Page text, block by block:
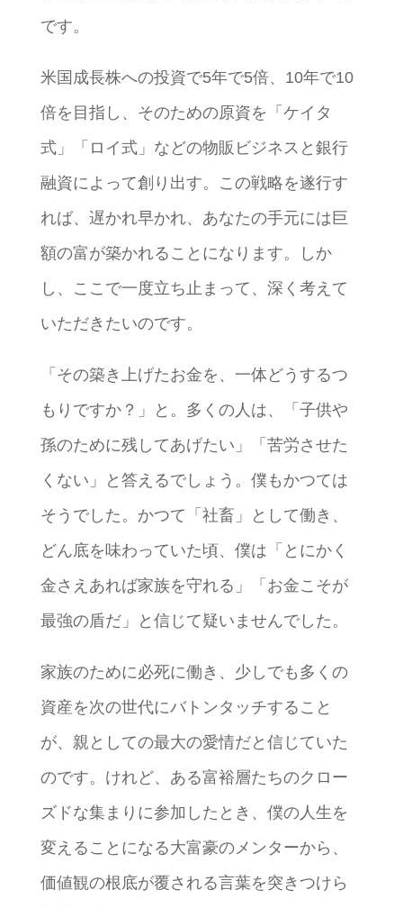
です。
米国成長株への投資で5年で5倍、10年で10
倍を目指し、そのための原資を「ケイタ
式」「ロイ式」などの物販ビジネスと銀行
融資によって創り出す。この戦略を遂行す
れば、遅かれ早かれ、あなたの手元には巨
額の富が築かれることになります。しか
し、ここで一度立ち止まって、深く考えて
いただきたいのです。
「その築き上げたお金を、一体どうするつ
もりですか？」と。多くの人は、「子供や
孫のために残してあげたい」「苦労させた
くない」と答えるでしょう。僕もかつては
そうでした。かつて「社畜」として働き、
どん底を味わっていた頃、僕は「とにかく
金さえあれば家族を守れる」「お金こそが
最強の盾だ」と信じて疑いませんでした。
家族のために必死に働き、少しでも多くの
資産を次の世代にバトンタッチすること
が、親としての最大の愛情だと信じていた
のです。けれど、ある富裕層たちのクロー
ズドな集まりに参加したとき、僕の人生を
変えることになる大富豪のメンターから、
価値観の根底が覆される言葉を突きつけら